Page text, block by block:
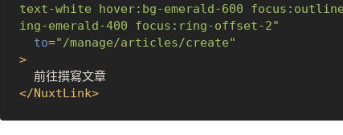
text-white hover:bg-emerald-600
ing-emerald-400 focus:ring-offset-2"
to="/manage/articles/create"
>
  前往撰寫文章
</NuxtLink>